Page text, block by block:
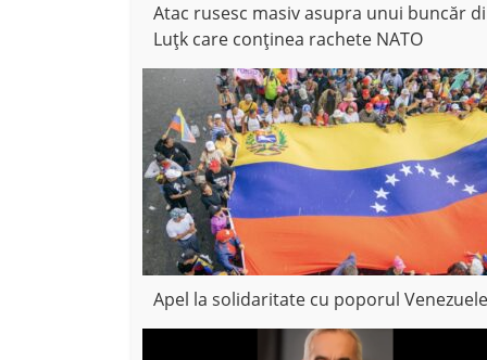
Atac rusesc masiv asupra unui buncăr
Luțk care conținea rachete NATO
Apel la solidaritate cu poporul